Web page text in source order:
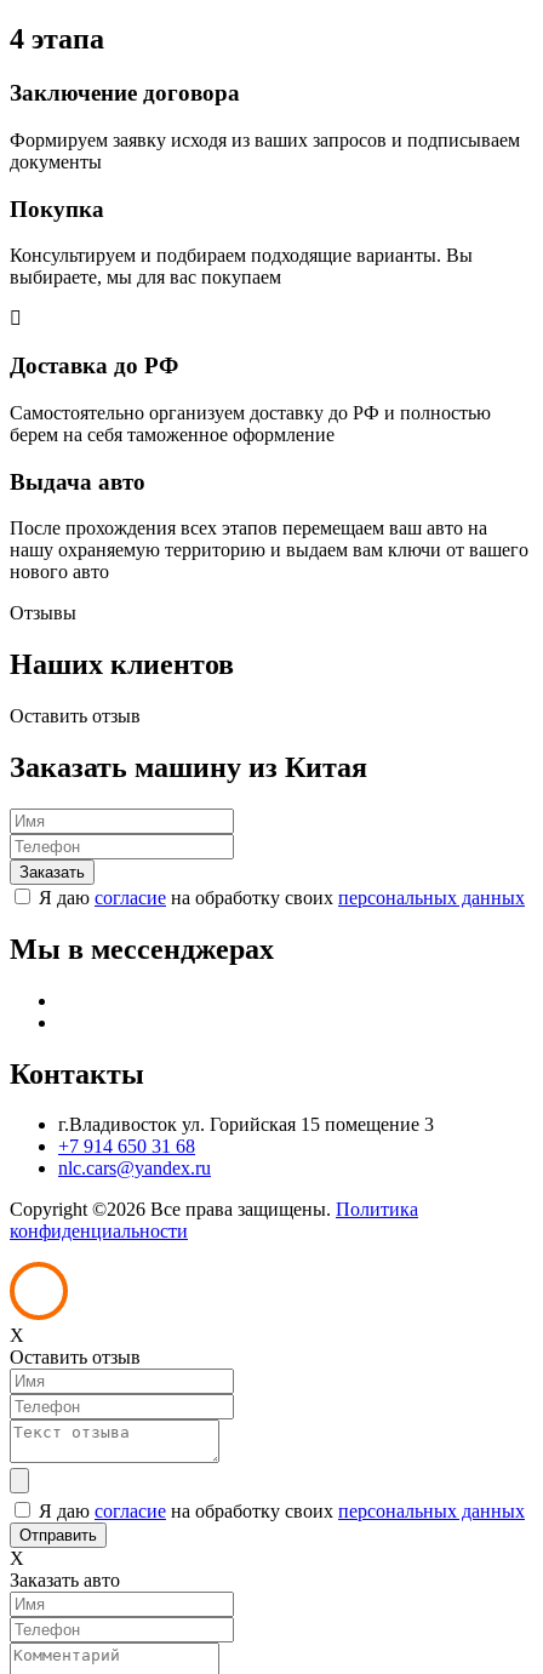
4 этапа
Заключение договора
Формируем заявку исходя из ваших запросов и подписываем
документы
Покупка
Консультируем и подбираем подходящие варианты. Вы
выбираете, мы для вас покупаем
Доставка до РФ
Самостоятельно организуем доставку до РФ и полностью
берем на себя таможенное оформление
Выдача авто
После прохождения всех этапов перемещаем ваш авто на
нашу охраняемую территорию и выдаем вам ключи от вашего
нового авто
Отзывы
Наших клиентов
Оставить отзыв
Заказать машину из Китая
Я даю согласие на обработку своих персональных данных
Мы в мессенджерах
Контакты
г.Владивосток ул. Горийская 15 помещение 3
+7 914 650 31 68
nlc.cars@yandex.ru
Copyright ©2026 Все права защищены. Политика
конфиденциальности
X
Оставить отзыв
Я даю согласие на обработку своих персональных данных
X
Заказать авто